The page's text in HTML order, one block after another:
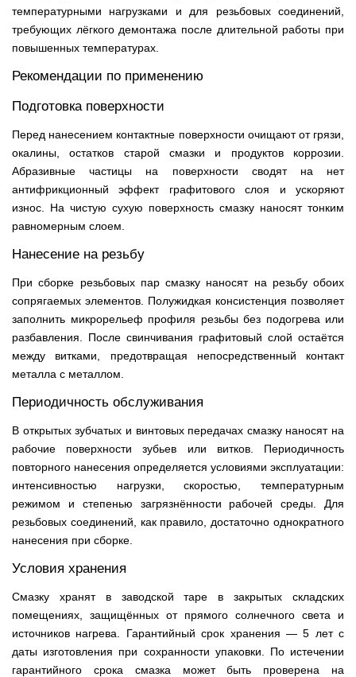
температурными нагрузками и для резьбовых соединений,
требующих лёгкого демонтажа после длительной работы при
повышенных температурах.
Рекомендации по применению
Подготовка поверхности
Перед нанесением контактные поверхности очищают от грязи,
окалины, остатков старой смазки и продуктов коррозии.
Абразивные частицы на поверхности сводят на нет
антифрикционный эффект графитового слоя и ускоряют
износ. На чистую сухую поверхность смазку наносят тонким
равномерным слоем.
Нанесение на резьбу
При сборке резьбовых пар смазку наносят на резьбу обоих
сопрягаемых элементов. Полужидкая консистенция позволяет
заполнить микрорельеф профиля резьбы без подогрева или
разбавления. После свинчивания графитовый слой остаётся
между витками, предотвращая непосредственный контакт
металла с металлом.
Периодичность обслуживания
В открытых зубчатых и винтовых передачах смазку наносят на
рабочие поверхности зубьев или витков. Периодичность
повторного нанесения определяется условиями эксплуатации:
интенсивностью нагрузки, скоростью, температурным
режимом и степенью загрязнённости рабочей среды. Для
резьбовых соединений, как правило, достаточно однократного
нанесения при сборке.
Условия хранения
Смазку хранят в заводской таре в закрытых складских
помещениях, защищённых от прямого солнечного света и
источников нагрева. Гарантийный срок хранения — 5 лет с
даты изготовления при сохранности упаковки. По истечении
гарантийного срока смазка может быть проверена на